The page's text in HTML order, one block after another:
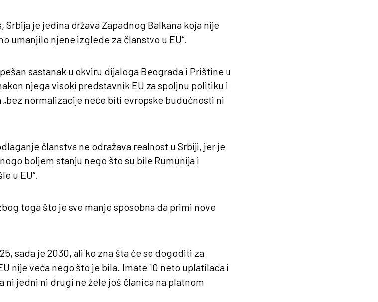
Srbija je jedina država Zapadnog Balkana koja nije
umanjilo njene izglede za članstvo u EU“.
sastanak u okviru dijaloga Beograda i Prištine u
njega visoki predstavnik EU za spoljnu politiku i
normalizacije neće biti evropske budućnosti ni
članstva ne odražava realnost u Srbiji, jer je
boljem stanju nego što su bile Rumunija i
u EU“.
toga što je sve manje sposobna da primi nove
sada je 2030, ali ko zna šta će se dogoditi za
nije veća nego što je bila. Imate 10 neto uplatilaca i
ni jedni ni drugi ne žele još članica na platnom